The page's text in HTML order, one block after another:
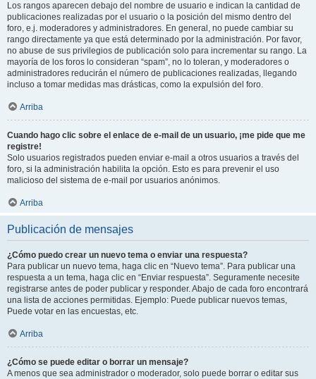
Los rangos aparecen debajo del nombre de usuario e indican la cantidad de
publicaciones realizadas por el usuario o la posición del mismo dentro del
foro, e.j. moderadores y administradores. En general, no puede cambiar su
rango directamente ya que está determinado por la administración. Por favor,
no abuse de sus privilegios de publicación solo para incrementar su rango. La
mayoría de los foros lo consideran “spam”, no lo toleran, y moderadores o
administradores reducirán el número de publicaciones realizadas, llegando
incluso a tomar medidas mas drásticas, como la expulsión del foro.
Arriba
Cuando hago clic sobre el enlace de e-mail de un usuario, ¡me pide que me
registre!
Solo usuarios registrados pueden enviar e-mail a otros usuarios a través del
foro, si la administración habilita la opción. Esto es para prevenir el uso
malicioso del sistema de e-mail por usuarios anónimos.
Arriba
Publicación de mensajes
¿Cómo puedo crear un nuevo tema o enviar una respuesta?
Para publicar un nuevo tema, haga clic en “Nuevo tema”. Para publicar una
respuesta a un tema, haga clic en “Enviar respuesta”. Seguramente necesite
registrarse antes de poder publicar y responder. Abajo de cada foro encontrará
una lista de acciones permitidas. Ejemplo: Puede publicar nuevos temas,
Puede votar en las encuestas, etc.
Arriba
¿Cómo se puede editar o borrar un mensaje?
A menos que sea administrador o moderador, solo puede borrar o editar sus